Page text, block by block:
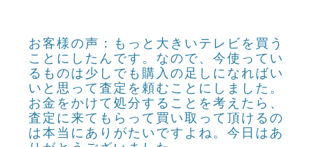
お客様の声：もっと大きいテレビを買う
ことにしたんです。なので、今使ってい
るものは少しでも購入の足しになればい
いと思って査定を頼むことにしました。
お金をかけて処分することを考えたら、
査定に来てもらって買い取って頂けるの
は本当にありがたいですよね。今日はあ